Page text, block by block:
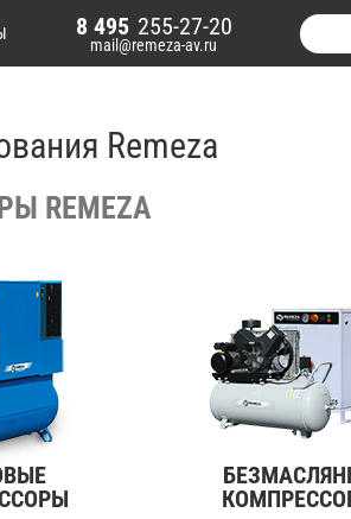
8 495 255-27-20
mail@remeza-av.ru
Remeza
REMEZA